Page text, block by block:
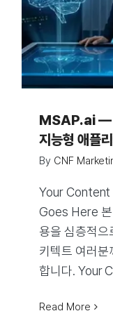
MSAP.ai —
지능형 애플
By CNF
Your
Goes Here 본
용을 심층적
키텍트 여러분
합니다. Your
Read More